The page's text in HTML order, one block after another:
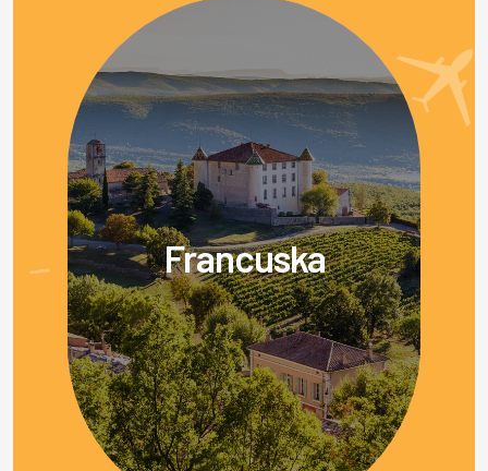
Francuska